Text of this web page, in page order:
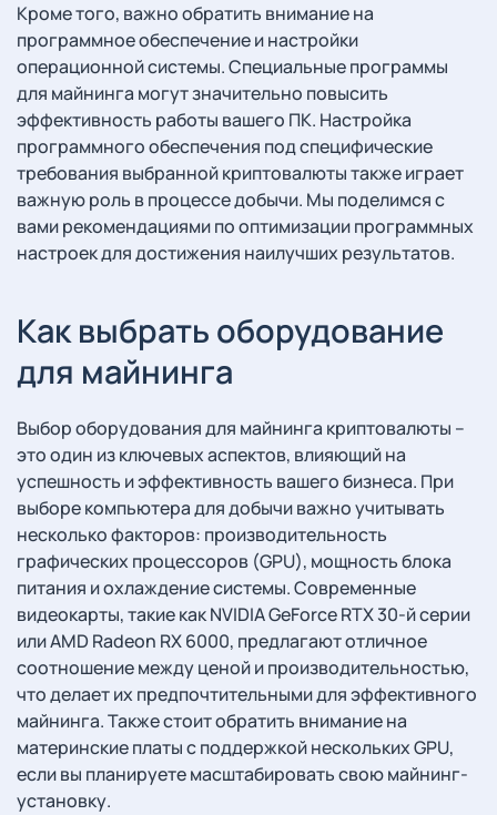
Кроме того, важно обратить внимание на
программное обеспечение и настройки
операционной системы. Специальные программы
для майнинга могут значительно повысить
эффективность работы вашего ПК. Настройка
программного обеспечения под специфические
требования выбранной криптовалюты также играет
важную роль в процессе добычи. Мы поделимся с
вами рекомендациями по оптимизации программных
настроек для достижения наилучших результатов.
Как выбрать оборудование
для майнинга
Выбор оборудования для майнинга криптовалюты –
это один из ключевых аспектов, влияющий на
успешность и эффективность вашего бизнеса. При
выборе компьютера для добычи важно учитывать
несколько факторов: производительность
графических процессоров (GPU), мощность блока
питания и охлаждение системы. Современные
видеокарты, такие как NVIDIA GeForce RTX 30-й серии
или AMD Radeon RX 6000, предлагают отличное
соотношение между ценой и производительностью,
что делает их предпочтительными для эффективного
майнинга. Также стоит обратить внимание на
материнские платы с поддержкой нескольких GPU,
если вы планируете масштабировать свою майнинг-
установку.